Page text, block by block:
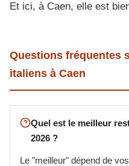
Et ici, à Caen, elle est
Questions fréquentes
italiens à Caen
Quel est le meilleur
2026 ?
Le "meilleur" dépend de